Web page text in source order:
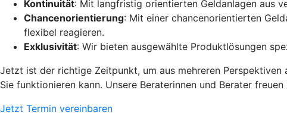
Kontinuität: Mit langfristig orientierten Geldanlagen aus
Chancenorientierung: Mit einer chancenorientierten
flexibel reagieren.
Exklusivität: Wir bieten ausgewählte Produktlösungen
Jetzt ist der richtige Zeitpunkt, um aus mehreren Perspektiven
Sie funktionieren kann. Unsere Beraterinnen und Berater freuen
Jetzt Termin vereinbaren